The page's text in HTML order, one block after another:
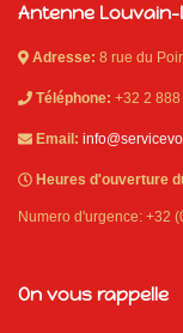
Antenne
Adresse: 8 rue du
Téléphone: +32 2 888
Email:
Heures d'ouverture
Numero d'urgence: +32
On vous rappelle